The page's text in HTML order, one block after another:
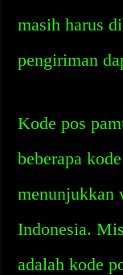
masih harus
pengiriman
Kode pos
beberapa
menunjukkan
Indonesia.
adalah kode